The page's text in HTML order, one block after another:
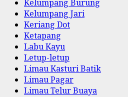
Kelumpang Burung
Kelumpang Jari
Keriang Dot
Ketapang
Labu Kayu
Letup-letup
Limau Kasturi Batik
Limau Pagar
Limau Telur Buaya